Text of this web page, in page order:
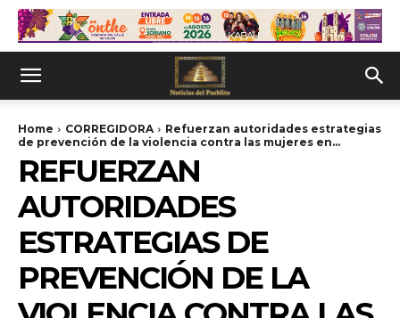
Home CORREGIDORA
Refuerzan autoridades estrategias
de prevención de la violencia contra las mujeres en...
REFUERZAN
AUTORIDADES
ESTRATEGIAS DE
PREVENCIÓN DE LA